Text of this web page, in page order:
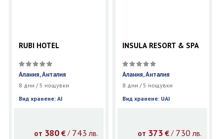
RUBI HOTEL
Алания, Анталия
8 дни / 5 нощувки
Вид хранене: AI
от 380 €/ 743 лв.
INSULA RESORT & SPA
Алания, Анталия
8 дни / 5 нощувки
Вид хранене: UAI
от 373 € / 730 лв.